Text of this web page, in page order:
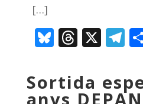
[…]
Bluesky
X
Sortida
anys